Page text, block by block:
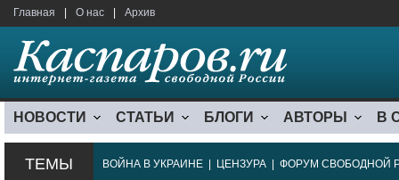
Главная О нас Архив
НОВОСТИ СТАТЬИ БЛОГИ АВТОРЫ В
ТЕМЫ ВОЙНА В УКРАИНЕ ЦЕНЗУРА ФОРУМ СВОБОДНОЙ